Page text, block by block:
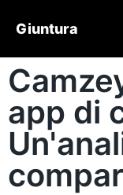
Giuntura
app di